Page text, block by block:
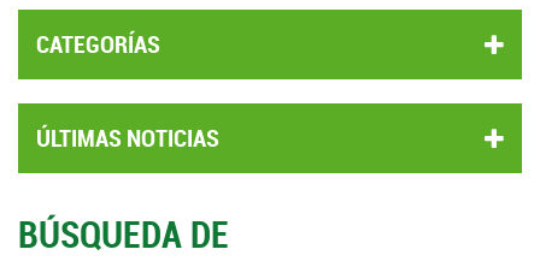
CATEGORÍAS
ÚLTIMAS NOTICIAS
BÚSQUEDA DE